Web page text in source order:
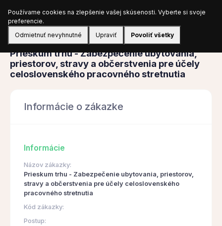
Prihlásiť sa
Obstarávanie
Prieskum trhu - Zabezpečenie ubytovania,
priestorov, stravy a občerstvenia pre účely
celoslovenského pracovného stretnutia
Informácie o zákazke
Informácie
Názov zákazky:
Prieskum trhu - Zabezpečenie ubytovania, priestorov,
stravy a občerstvenia pre účely celoslovenského
pracovného stretnutia
Kód zákazky:
Postup:
Používame cookies na zlepšenie vašej skúsenosti. Vyberte si svoje
preferencie.
Odmietnuť nevyhnutné
Upraviť Povoliť všetky